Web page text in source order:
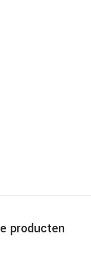
producten